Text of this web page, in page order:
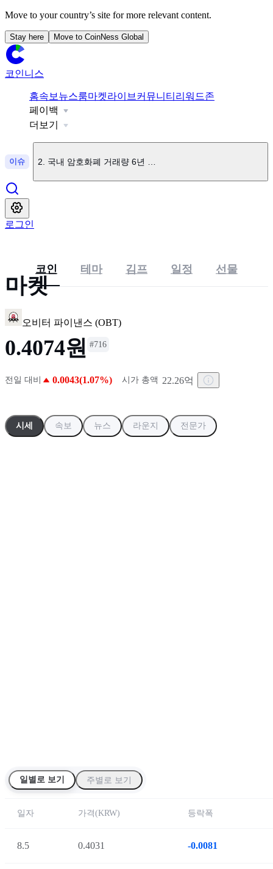
Move to your country’s site for more relevant content.
Stay here Move to CoinNess Global
코인니스
홈속보 뉴스룸마켓라이브 커뮤니티 리워드존
페이백
더보기
이슈
1.루미스 의원 "백악관, 클래리티 법안 윤리 조항 합의…무산
2 국내 암호화폐 거래량 6년 만 최소 수준
5.미 공화당 상원의원, 클래리티법 통과 촉구... "어떻게든 성
로그인
마켓
코인 테마 김프 일정 선물
오비터 파이낸스 (OBT)
0.4074원 #716
전일 대비 0.0043(1.07%) 시가 총액 22.26억
시세 속보 뉴스 라운지 전문가
일별로 보기 주별로 보기
일자 가격(KRW) 등락폭
8.5 0.4031 -0.0081